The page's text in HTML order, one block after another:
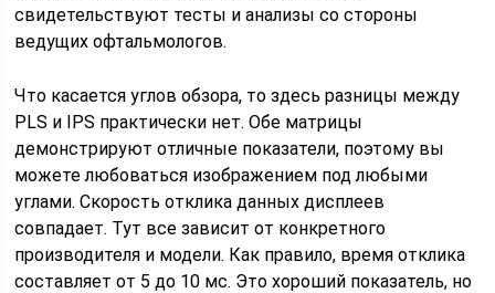
свидетельствуют тесты и анализы со стороны
ведущих офтальмологов.
Что касается углов обзора, то здесь разницы между
PLS и IPS практически нет. Обе матрицы
демонстрируют отличные показатели, поэтому вы
можете любоваться изображением под любыми
углами. Скорость отклика данных дисплеев
совпадает. Тут все зависит от конкретного
производителя и модели. Как правило, время отклика
составляет от 5 до 10 мс. Это хороший показатель, но